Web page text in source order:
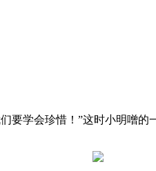
学会珍惜！”这时小明噌的